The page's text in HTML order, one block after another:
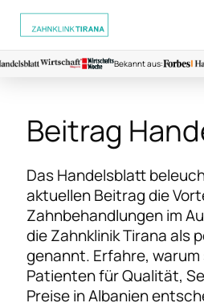
Bekannt aus:
Beitrag
Das Handelsblatt
aktuellen Beitrag die
Zahnbehandlungen im
die Zahnklinik Tirana als
genannt. Erfahre,
Patienten für Qualität,
Preise in Albanien